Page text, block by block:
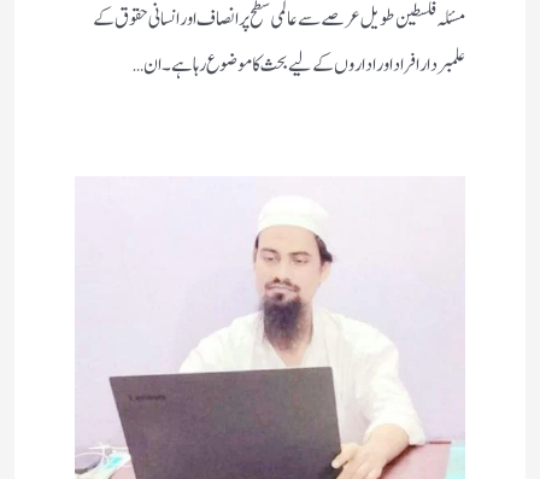
مسئلہ فلسطین طویل عرصے سے عالمی سطح پر انصاف اور انسانی حقوق کے
علمبردار افراد اور اداروں کے لیے بحث کا موضوع رہا ہے۔ ان…